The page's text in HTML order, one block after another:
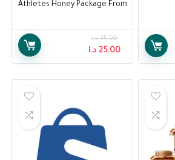
Athletes Honey Package From
35.00 د.ا
25.00 د.ا